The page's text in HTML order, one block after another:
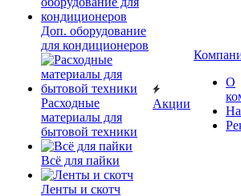
Доп. оборудование
для кондиционеров
Расходные
материалы для
бытовой техники
Всё для пайки
Ленты и скотч
Акции
О